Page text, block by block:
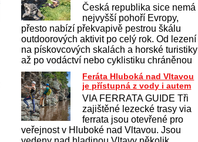
Česká republika sice nemá
nejvyšší pohoří Evropy,
přesto nabízí překvapivě pestrou škálu
outdoorových aktivit po celý rok. Od lezení
na pískovcových skalách a horské turistiky
až po vodáctví nebo cyklistiku chráněnou
Feráta Hluboká nad Vltavou
je přístupná z vody i autem
VIA FERRATA GUIDE Tři
zajištěné lezecké trasy via
ferrata jsou otevřené pro
veřejnost v Hluboké nad Vltavou. Jsou